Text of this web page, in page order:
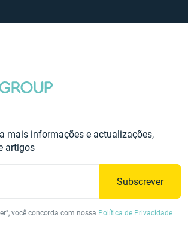
mais informações e actualizações,
artigos
Subscrever
você concorda com nossa Política de Privacidade